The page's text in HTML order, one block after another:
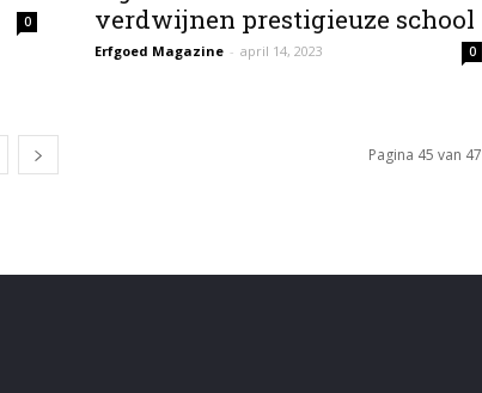
0
verdwijnen prestigieuze school
Erfgoed Magazine - april 14, 2023 0
Pagina 45 van 47